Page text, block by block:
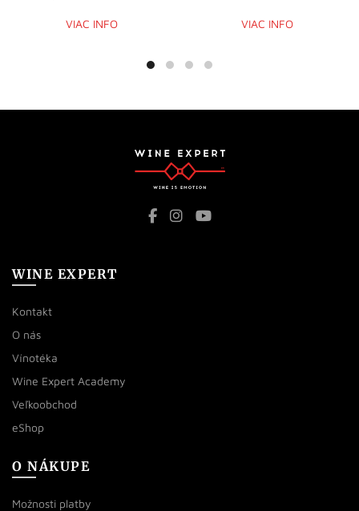
VIAC INFO VIAC INFO
WINE EXPERT
Kontakt
O nás
Vínotéka
Wine Expert Academy
Veľkoobchod
eShop
O NÁKUPE
Možnosti platby